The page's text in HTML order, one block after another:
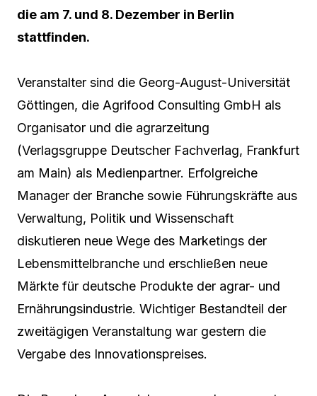
die am 7. und 8. Dezember in Berlin
stattfinden.
Veranstalter sind die Georg-August-Universität
Göttingen, die Agrifood Consulting GmbH als
Organisator und die agrarzeitung
(Verlagsgruppe Deutscher Fachverlag, Frankfurt
am Main) als Medienpartner. Erfolgreiche
Manager der Branche sowie Führungskräfte aus
Verwaltung, Politik und Wissenschaft
diskutieren neue Wege des Marketings der
Lebensmittelbranche und erschließen neue
Märkte für deutsche Produkte der agrar- und
Ernährungsindustrie. Wichtiger Bestandteil der
zweitägigen Veranstaltung war gestern die
Vergabe des Innovationspreises.